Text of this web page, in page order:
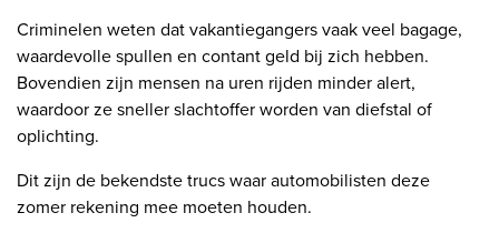
Criminelen weten dat vakantiegangers vaak veel bagage,
waardevolle spullen en contant geld bij zich hebben.
Bovendien zijn mensen na uren rijden minder alert,
waardoor ze sneller slachtoffer worden van diefstal of
oplichting.
Dit zijn de bekendste trucs waar automobilisten deze
zomer rekening mee moeten houden.